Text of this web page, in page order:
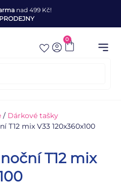
nad 499 Kč!
PRODEJNY
0
/ Dárkové tašky
T12 mix V33 120x360x100
T12 mix